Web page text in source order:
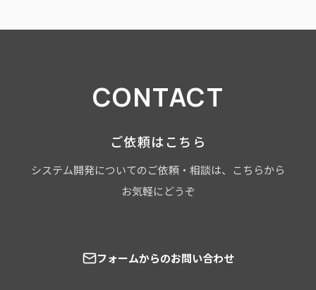
CONTACT
ご依頼はこちら
システム開発についてのご依頼・相談は、こちらから
お気軽にどうぞ
フォームからのお問い合わせ